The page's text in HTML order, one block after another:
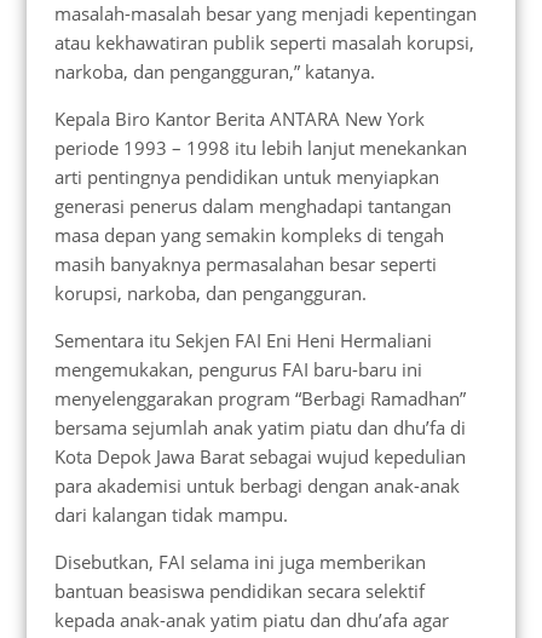
masalah-masalah besar yang menjadi kepentingan
atau kekhawatiran publik seperti masalah korupsi,
narkoba, dan pengangguran,” katanya.
Kepala Biro Kantor Berita ANTARA New York
periode 1993 – 1998 itu lebih lanjut menekankan
arti pentingnya pendidikan untuk menyiapkan
generasi penerus dalam menghadapi tantangan
masa depan yang semakin kompleks di tengah
masih banyaknya permasalahan besar seperti
korupsi, narkoba, dan pengangguran.
Sementara itu Sekjen FAI Eni Heni Hermaliani
mengemukakan, pengurus FAI baru-baru ini
menyelenggarakan program “Berbagi Ramadhan”
bersama sejumlah anak yatim piatu dan dhu’fa di
Kota Depok Jawa Barat sebagai wujud kepedulian
para akademisi untuk berbagi dengan anak-anak
dari kalangan tidak mampu.
Disebutkan, FAI selama ini juga memberikan
bantuan beasiswa pendidikan secara selektif
kepada anak-anak yatim piatu dan dhu’afa agar